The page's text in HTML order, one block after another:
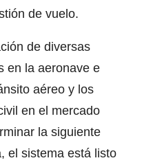
de vuelo.
de diversas
en la aeronave e
aéreo y los
en el mercado
la siguiente
el sistema está listo